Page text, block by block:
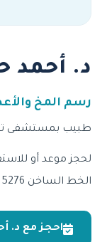
د. أحمد
رسم المخ
طبيب بمستشفى
لحجز موعد أو
الخط الساخن 15276 أو عبر واتساب.
احجز مع د.